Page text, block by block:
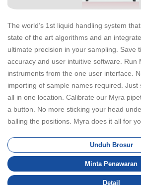
The world’s 1st liquid handling system
state of the art algorithms and an
ultimate precision in your sampling. Save
accuracy and user intuitive software. Run
instruments from the one user interface.
importing of sample names required. Just
all in one location. Calibrate our Myra
a button. No more sticking your head
balling the positions. Myra does it all for
Unduh Brosur
Minta Penawaran
Detail